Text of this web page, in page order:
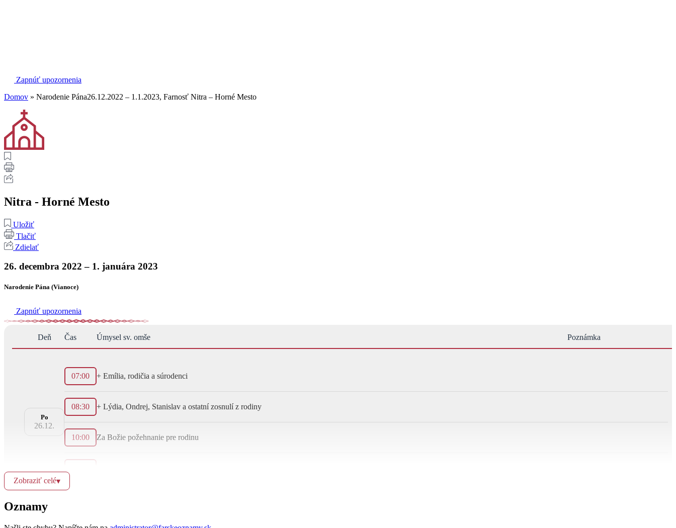
Zapnúť upozornenia
Domov » Narodenie Pána26.12.2022 – 1.1.2023, Farnosť Nitra – Horné Mesto
Nitra - Horné Mesto
Uložiť
Tlačiť
Zdielať
26. decembra 2022 – 1. januára 2023
Narodenie Pána (Vianoce)
Zapnúť upozornenia
Deň Čas Úmysel sv. omše Poznámka
Po
26.12.
07:00 + Emília, rodičia a súrodenci
08:30 + Lýdia, Ondrej, Stanislav a ostatní zosnulí z rodiny
10:00 Za Božie požehnanie pre rodinu
Zobraziť celé▾
Oznamy